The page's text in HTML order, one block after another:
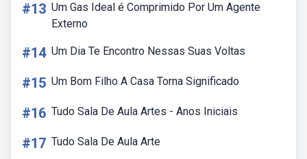
#13 Um Gas Ideal é Comprimido Por Um Agente
Externo
#14 Um Dia Te Encontro Nessas Suas Voltas
#15 Um Bom Filho A Casa Torna Significado
#16 Tudo Sala De Aula Artes - Anos Iniciais
#17 Tudo Sala De Aula Arte